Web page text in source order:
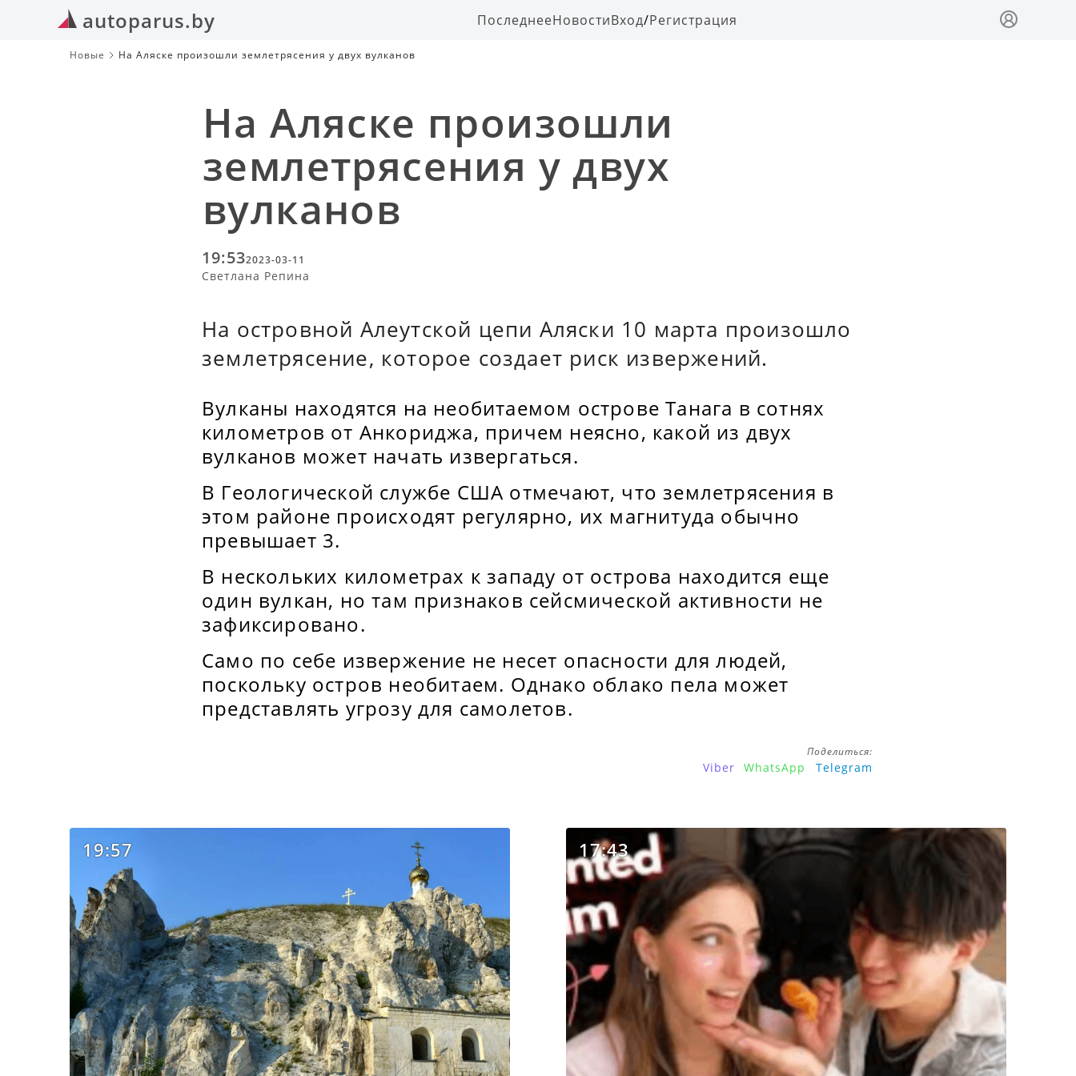
autoparus.by ПоследнееНовостиВход/Регистрация
Новые На Аляске произошли землетрясения у двух вулканов
На Аляске произошли
землетрясения у двух
вулканов
19:532023-03-11
Светлана Репина
На островной Алеутской цепи Аляски 10 марта произошло
землетрясение, которое создает риск извержений.
Вулканы находятся на необитаемом острове Танага в сотнях
километров от Анкориджа, причем неясно, какой из двух
вулканов может начать извергаться.
В Геологической службе США отмечают, что землетрясения в
этом районе происходят регулярно, их магнитуда обычно
превышает 3.
В нескольких километрах к западу от острова находится еще
один вулкан, но там признаков сейсмической активности не
зафиксировано.
Само по себе извержение не несет опасности для людей,
поскольку остров необитаем. Однако облако пела может
представлять угрозу для самолетов.
Поделиться:
Viber WhatsApp Telegram
19:57 17:43